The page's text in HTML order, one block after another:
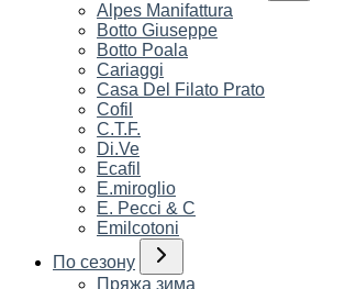
Alpes Manifattura
Botto Giuseppe
Botto Poala
Cariaggi
Casa Del Filato Prato
Cofil
C.T.F.
Di.Ve
Ecafil
E.miroglio
E. Pecci & C
Emilcotoni
По сезону
Пряжа зима